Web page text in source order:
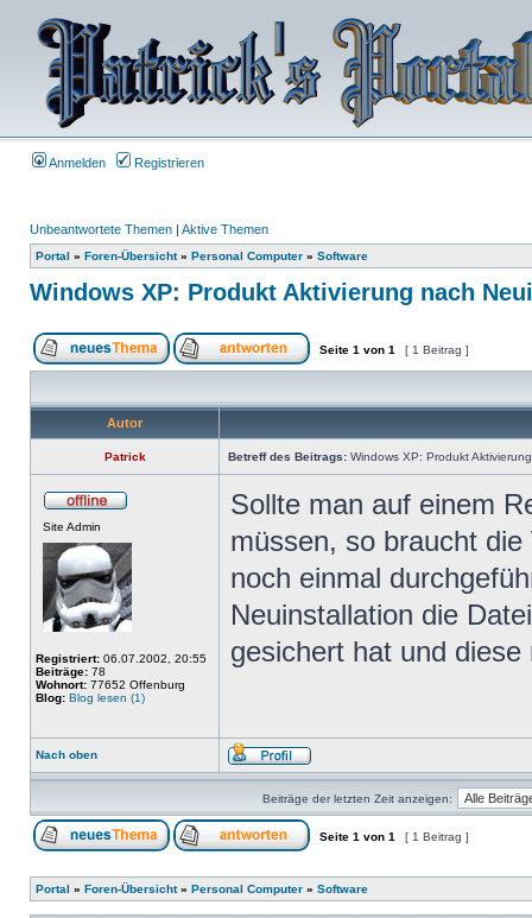
Anmelden Registrieren
Unbeantwortete Themen | Aktive Themen
Portal » Foren-Übersicht» Personal Computer » Software
Windows XP: Produkt Aktivierung nach
Seite 1 von 1 [ 1 Beitrag ]
Autor
Patrick Betreff des Beitrags: Windows XP: Produkt
Site Admin
Registriert: 06.07.2002, 20:55
Beiträge: 78
Wohnort: 77652 Offenburg
Blog: Blog lesen (1)
Sollte man auf einem
müssen, so braucht
noch einmal
Neuinstallation die
gesichert hat und
Nach oben
Beiträge der letzten Zeit anzeigen:
Seite 1 von 1 [ 1 Beitrag ]
Portal » Foren-Übersicht» Personal Computer » Software